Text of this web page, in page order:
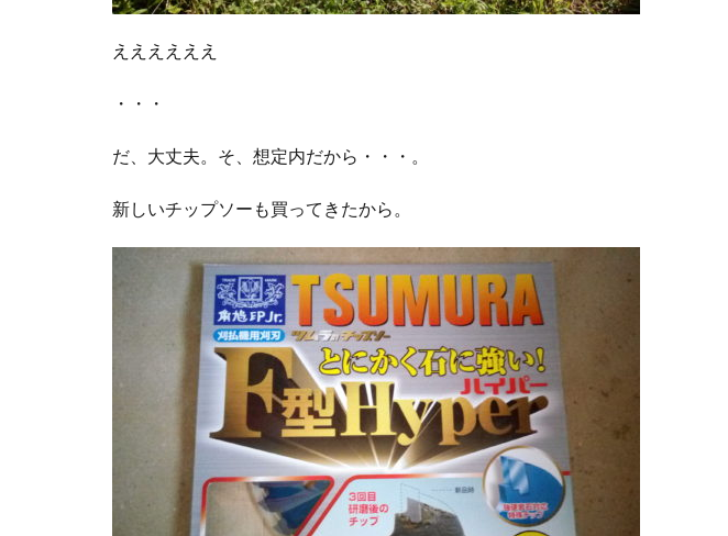
ええええええ
・・・
だ、大丈夫。そ、想定内だから・・・。
新しいチップソーも買ってきたから。